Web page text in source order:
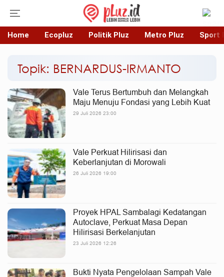
Home Ecopluz Politik Pluz Metro Pluz Sport
Topik: BERNARDUS-IRMANTO
Vale Terus Bertumbuh dan Melangkah
Maju Menuju Fondasi yang Lebih Kuat
29 Juli 2026 23:00
Vale Perkuat Hilirisasi dan
Keberlanjutan di Morowali
26 Juli 2026 19:00
Proyek HPAL Sambalagi Kedatangan
Autoclave, Perkuat Masa Depan
Hilirisasi Berkelanjutan
23 Juli 2026 12:26
Bukti Nyata Pengelolaan Sampah Vale